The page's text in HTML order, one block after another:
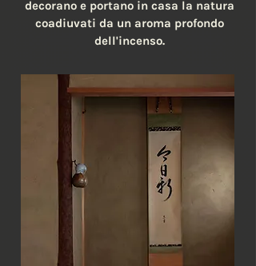
decorano e portano in casa la natura
coadiuvati da un aroma profondo
dell'incenso.